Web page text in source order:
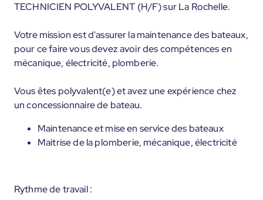
TECHNICIEN POLYVALENT (H/F) sur La Rochelle.
Votre mission est d'assurer la maintenance des bateaux,
pour ce faire vous devez avoir des compétences en
mécanique, électricité, plomberie.
Vous êtes polyvalent(e) et avez une expérience chez
un concessionnaire de bateau.
Maintenance et mise en service des bateaux
Maitrise de la plomberie, mécanique, électricité
Rythme de travail :